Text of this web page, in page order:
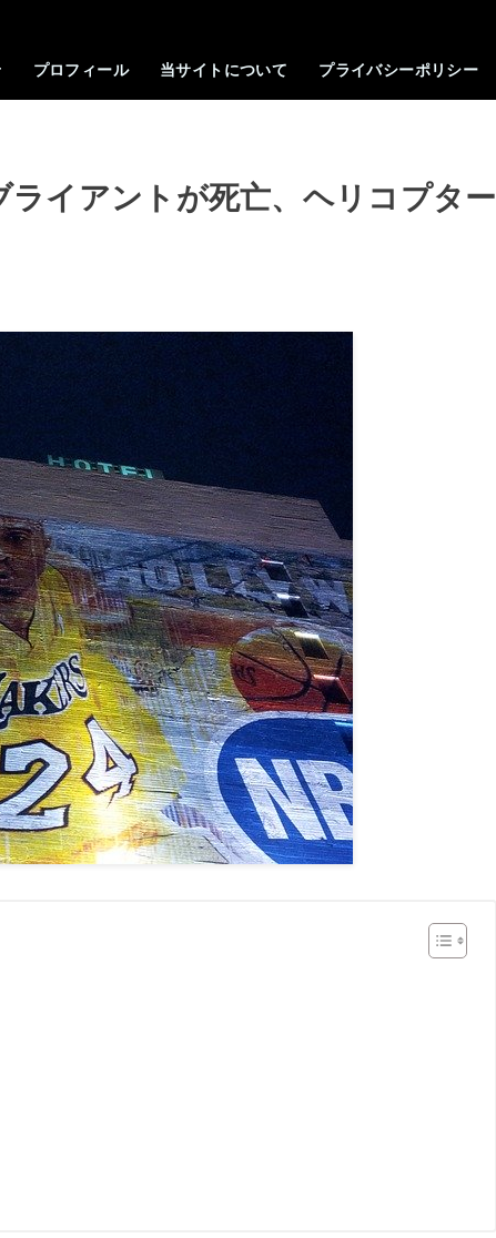
プロフィール 当サイトについて プライバシーポリシー
イアントが死亡、ヘリコプター